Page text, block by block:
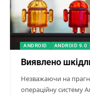
ANDROID ANDROID 9.0
Виявлено
Незважаючи на
операційну систему